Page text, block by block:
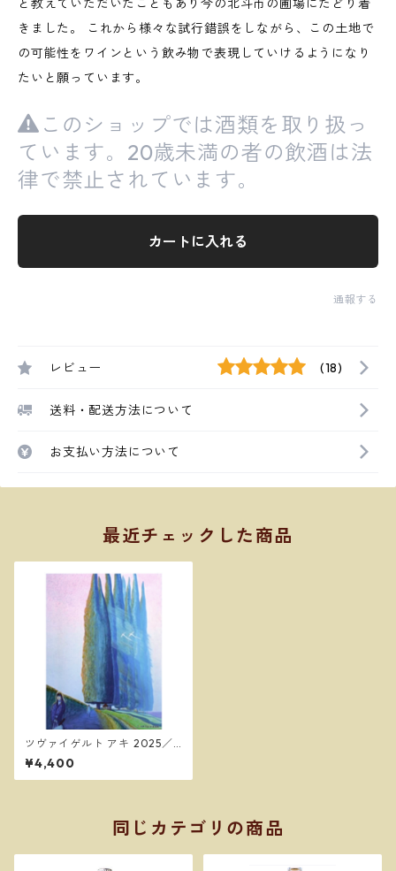
と教えていただいたこともあり今の北斗市の圃場にたどり着
きました。 これから様々な試行錯誤をしながら、この土地で
の可能性をワインという飲み物で表現していけるようになり
たいと願っています。
このショップでは酒類を取り扱っ
ています。20歳未満の者の飲酒は法
律で禁止されています。
カートに入れる
通報する
レビュー (18)
送料・配送方法について
お支払い方法について
最近チェックした商品
ツヴァイゲルト アキ 2025／
ドゥエ プンティ
¥4,400
同じカテゴリの商品